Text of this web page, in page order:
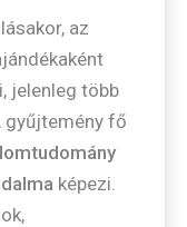
az
jelenleg több
gyűjtemény fő
képezi.